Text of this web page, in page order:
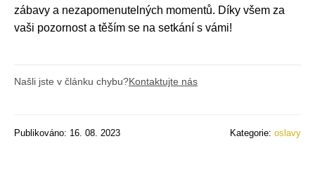
zábavy a nezapomenutelných momentů. Díky všem za
vaši pozornost a těším se na setkání s vámi!
Našli jste v článku chybu?Kontaktujte nás
Publikováno: 16. 08. 2023 Kategorie: oslavy